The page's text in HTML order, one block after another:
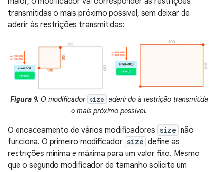
transmitidas o mais próximo possível, sem deixar de
aderir às restrições transmitidas:
Figura 9. O modificador size
aderindo à restrição transmitida
o mais próximo possível.
O encadeamento de vários modificadores size não
funciona. O primeiro modificador size define as
restrições mínima e máxima para um valor fixo. Mesmo
que o segundo modificador de tamanho solicite um